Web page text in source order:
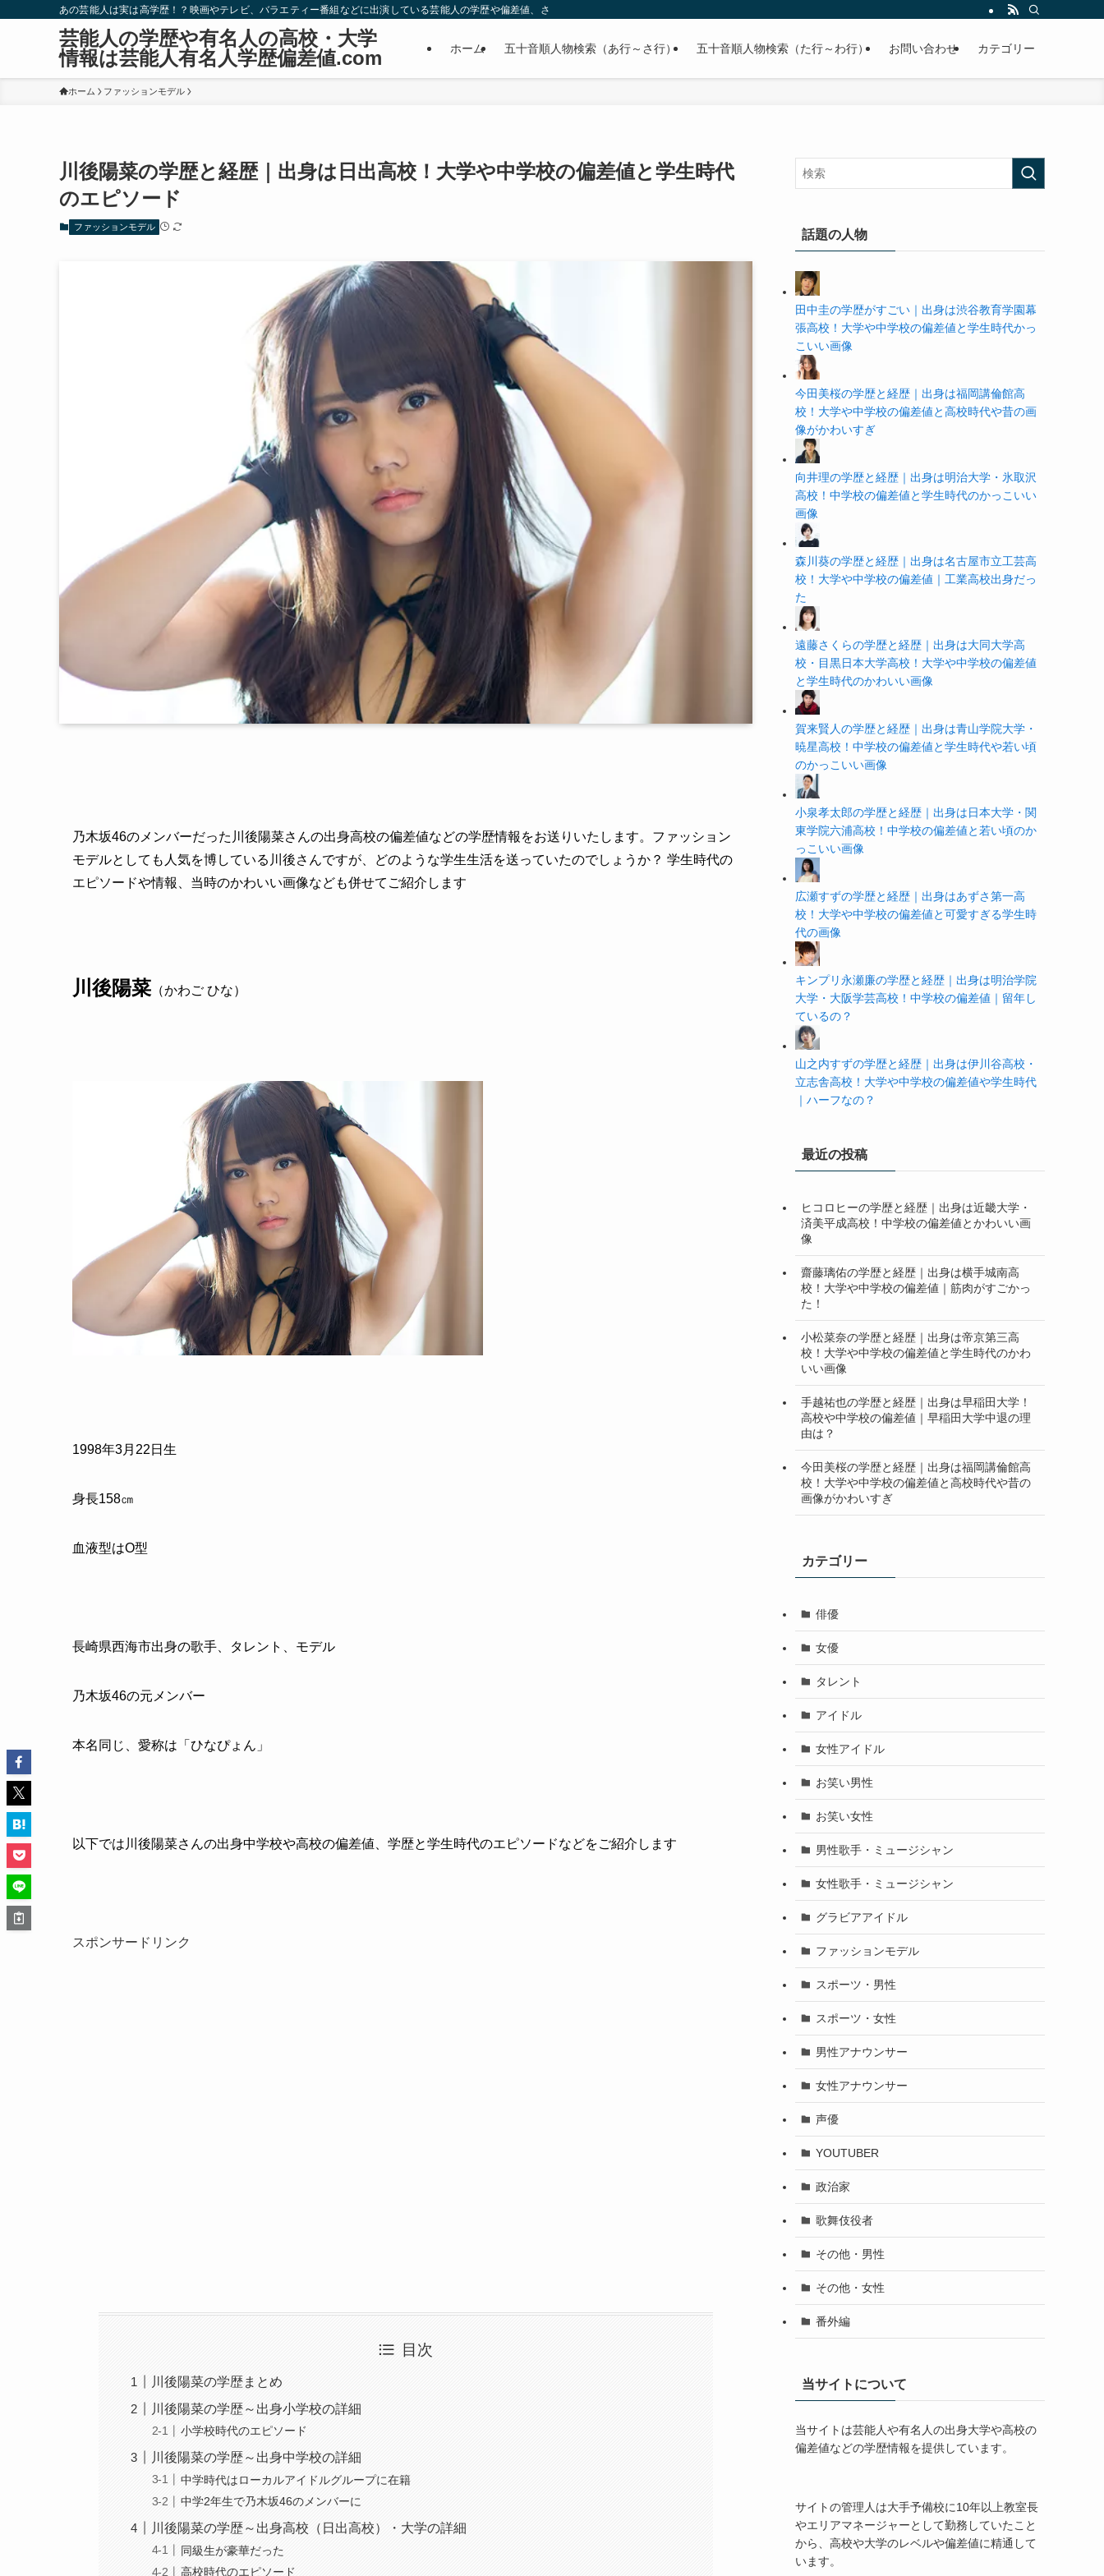
あの芸能人は実は高学歴！？映画やテレビ、バラエティー番組などに出演している芸能人の学歴や偏差値、さらに政治家やスポーツ選手などの有名人の学歴や高校・大学の偏差値まで紹介していきます。
芸能人の学歴や有名人の高校・大学
情報は芸能人有名人学歴偏差値.com
ホーム 五十音順人物検索（あ行～さ行） 五十音順人物検索（た行～わ行） お問い合わせ カテゴリー
ホーム ファッションモデル
川後陽菜の学歴と経歴｜出身は日出高校！大学や中学校の偏差値と学生時代
のエピソード
ファッションモデル
乃木坂46のメンバーだった川後陽菜さんの出身高校の偏差値などの学歴情報をお送りいたします。ファッション
モデルとしても人気を博している川後さんですが、どのような学生生活を送っていたのでしょうか？ 学生時代の
エピソードや情報、当時のかわいい画像なども併せてご紹介します
川後陽菜 （かわご ひな）
1998年3月 22 日生
身長158㎝
血液型はO型
長崎県西海市出身の歌手、タレント、モデル
乃木坂46の元メンバー
本名同じ、愛称は「ひなぴょん」
以下では川後陽菜さんの出身中学校や高校の偏差値、学歴と学生時代のエピソードなどをご紹介します
スポンサードリンク
目次
川後陽菜の学歴まとめ
川後陽菜の学歴～出身小学校の詳細
小学校時代のエピソード
川後陽菜の学歴～出身中学校の詳細
中学時代はローカルアイドルグループに在籍
中学2年生で乃木坂46のメンバーに
川後陽菜の学歴～出身高校（日出高校）・大学の詳細
同級生が豪華だった
高校時代のエピソード
話題の人物
田中圭の学歴がすごい｜出身は渋谷教育学園幕
張高校！大学や中学校の偏差値と学生時代かっ
こいい画像
今田美桜の学歴と経歴｜出身は福岡講倫館高
校！大学や中学校の偏差値と高校時代や昔の画
像がかわいすぎ
向井理の学歴と経歴｜出身は明治大学・氷取沢
高校！中学校の偏差値と学生時代のかっこいい
画像
森川葵の学歴と経歴｜出身は名古屋市立工芸高
校！大学や中学校の偏差値｜工業高校出身だっ
た
遠藤さくらの学歴と経歴｜出身は大同大学高
校・目黒日本大学高校！大学や中学校の偏差値
と学生時代のかわいい画像
賀来賢人の学歴と経歴｜出身は青山学院大学・
暁星高校！中学校の偏差値と学生時代や若い頃
のかっこいい画像
小泉孝太郎の学歴と経歴｜出身は日本大学・関
東学院六浦高校！中学校の偏差値と若い頃のか
っこいい画像
広瀬すずの学歴と経歴｜出身はあずさ第一高
校！大学や中学校の偏差値と可愛すぎる学生時
代の画像
キンプリ永瀬廉の学歴と経歴｜出身は明治学院
大学・大阪学芸高校！中学校の偏差値｜留年し
ているの？
山之内すずの学歴と経歴｜出身は伊川谷高校・
立志舎高校！大学や中学校の偏差値や学生時代
｜ハーフなの？
最近の投稿
ヒコロヒーの学歴と経歴｜出身は近畿大学・
済美平成高校！中学校の偏差値とかわいい画
像
齋藤璃佑の学歴と経歴｜出身は横手城南高
校！大学や中学校の偏差値｜筋肉がすごかっ
た！
小松菜奈の学歴と経歴｜出身は帝京第三高
校！大学や中学校の偏差値と学生時代のかわ
いい画像
手越祐也の学歴と経歴｜出身は早稲田大学！
高校や中学校の偏差値｜早稲田大学中退の理
由は？
今田美桜の学歴と経歴｜出身は福岡講倫館高
校！大学や中学校の偏差値と高校時代や昔の
画像がかわいすぎ
カテゴリー
俳優
女優
タレント
アイドル
女性アイドル
お笑い男性
お笑い女性
男性歌手・ミュージシャン
女性歌手・ミュージシャン
グラビアアイドル
ファッションモデル
スポーツ・男性
スポーツ・女性
男性アナウンサー
女性アナウンサー
声優
YOUTUBER
政治家
歌舞伎役者
その他・男性
その他・女性
番外編
当サイトについて
当サイトは芸能人や有名人の出身大学や高校の
偏差値などの学歴情報を提供しています。
サイトの管理人は大手予備校に10年以上教室長
やエリアマネージャーとして勤務していたこと
から、高校や大学のレベルや偏差値に精通して
います。